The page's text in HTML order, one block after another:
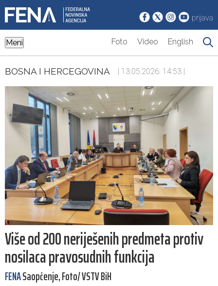
prijava
Meni Foto Video English
BOSNA I HERCEGOVINA | 13.05.2026. 14:53 |
Više od 200 neriješenih predmeta protiv
nosilaca pravosudnih funkcija
FENASaopćenje, Foto/ VSTV BiH